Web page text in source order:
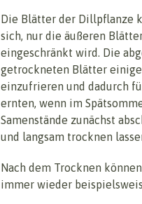
Die Blätter der Dillpflanze
sich, nur die äußeren
eingeschränkt wird. Die
getrockneten Blätter
einzufrieren und dadurch
ernten, wenn im
Samenstände zunächst
und langsam trocknen
Nach dem Trocknen
immer wieder